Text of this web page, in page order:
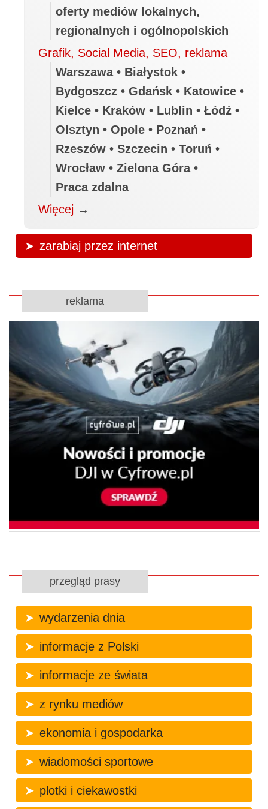
oferty mediów lokalnych,
regionalnych i ogólnopolskich
Grafik, Social Media, SEO, reklama
Warszawa • Białystok •
Bydgoszcz • Gdańsk • Katowice •
Kielce • Kraków • Lublin • Łódź •
Olsztyn • Opole • Poznań •
Rzeszów • Szczecin • Toruń •
Wrocław • Zielona Góra •
Praca zdalna
Więcej →
zarabiaj przez internet
reklama
przegląd prasy
wydarzenia dnia
informacje z Polski
informacje ze świata
z rynku mediów
ekonomia i gospodarka
wiadomości sportowe
plotki i ciekawostki